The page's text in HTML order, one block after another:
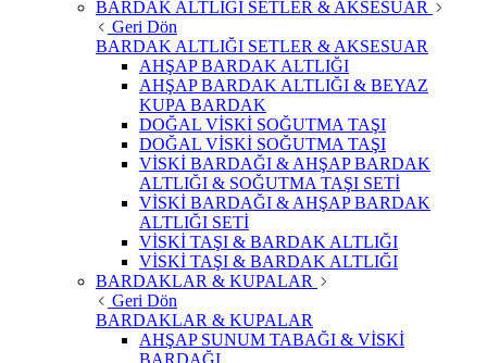
BARDAK ALTLIĞI SETLER & AKSESUAR
Geri Dön
BARDAK ALTLIĞI SETLER & AKSESUAR
AHŞAP BARDAK ALTLIĞI
AHŞAP BARDAK ALTLIĞI & BEYAZ
KUPA BARDAK
DOĞAL VİSKİ SOĞUTMA TAŞI
DOĞAL VİSKİ SOĞUTMA TAŞI
VİSKİ BARDAĞI & AHŞAP BARDAK
ALTLIĞI & SOĞUTMA TAŞI SETİ
VİSKİ BARDAĞI & AHŞAP BARDAK
ALTLIĞI SETİ
VİSKİ TAŞI & BARDAK ALTLIĞI
VİSKİ TAŞI & BARDAK ALTLIĞI
BARDAKLAR & KUPALAR
Geri Dön
BARDAKLAR & KUPALAR
AHŞAP SUNUM TABAĞI & VİSKİ
BARDAĞI